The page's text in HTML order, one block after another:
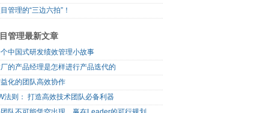
管理的“三边六拍”！
管理最新文章
中国式研发绩效管理小故事
的产品经理是怎样进行产品迭代的
化的团队高效协作
法则： 打造高效技术团队必备利器